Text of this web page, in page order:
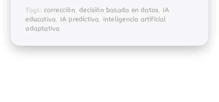
Tags: corrección,decisión basada en datos, IA
educativa, IA predictiva, inteligencia artificial
adaptativa